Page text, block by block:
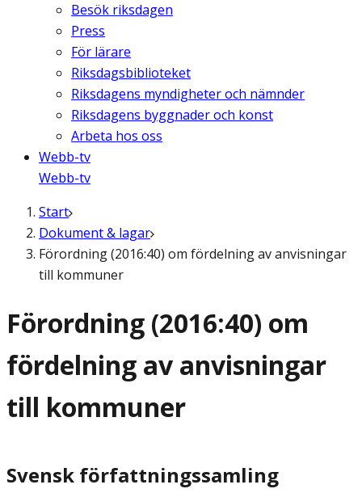
Besök riksdagen
Press
För lärare
Riksdagsbiblioteket
Riksdagens myndigheter och nämnder
Riksdagens byggnader och konst
Arbeta hos oss
Webb-tv
Webb-tv
Start
Dokument & lagar
Förordning (2016:40) om fördelning av anvisningar
till kommuner
Förordning (2016:40) om
fördelning av anvisningar
till kommuner
Svensk författningssamling